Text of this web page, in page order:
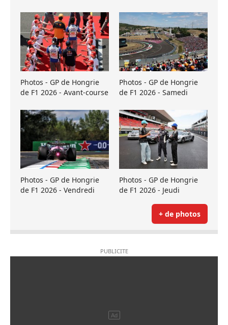
Photos - GP de Hongrie
de F1 2026 - Avant-course
Photos - GP de Hongrie
de F1 2026 - Samedi
Photos - GP de Hongrie
de F1 2026 - Vendredi
Photos - GP de Hongrie
de F1 2026 - Jeudi
+ de photos